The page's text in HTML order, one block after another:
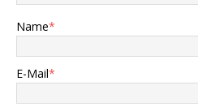
Name*
E-Mail*